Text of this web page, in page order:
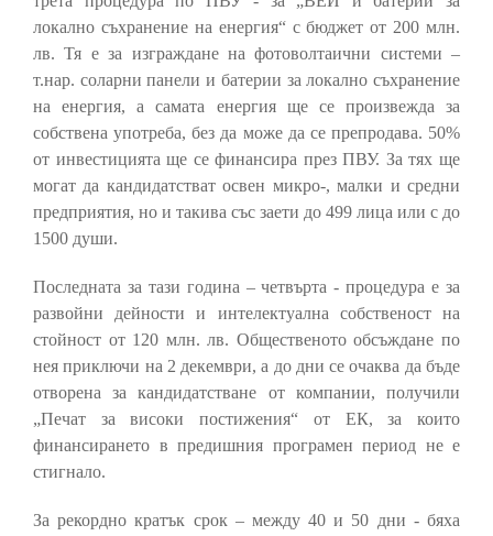
локално съхранение на енергия“ с бюджет от 200 млн.
лв. Тя е за изграждане на фотоволтаични системи –
т.нар. соларни панели и батерии за локално съхранение
на енергия, а самата енергия ще се произвежда за
собствена употреба, без да може да се препродава. 50%
от инвестицията ще се финансира през ПВУ. За тях ще
могат да кандидатстват освен микро-, малки и средни
предприятия, но и такива със заети до 499 лица или с до
1500 души.
Последната за тази година – четвърта - процедура е за
развойни дейности и интелектуална собственост на
стойност от 120 млн. лв. Общественото обсъждане по
нея приключи на 2 декември, а до дни се очаква да бъде
отворена за кандидатстване от компании, получили
„Печат за високи постижения“ от ЕК, за които
финансирането в предишния програмен период не е
стигнало.
За рекордно кратък срок – между 40 и 50 дни - бяха